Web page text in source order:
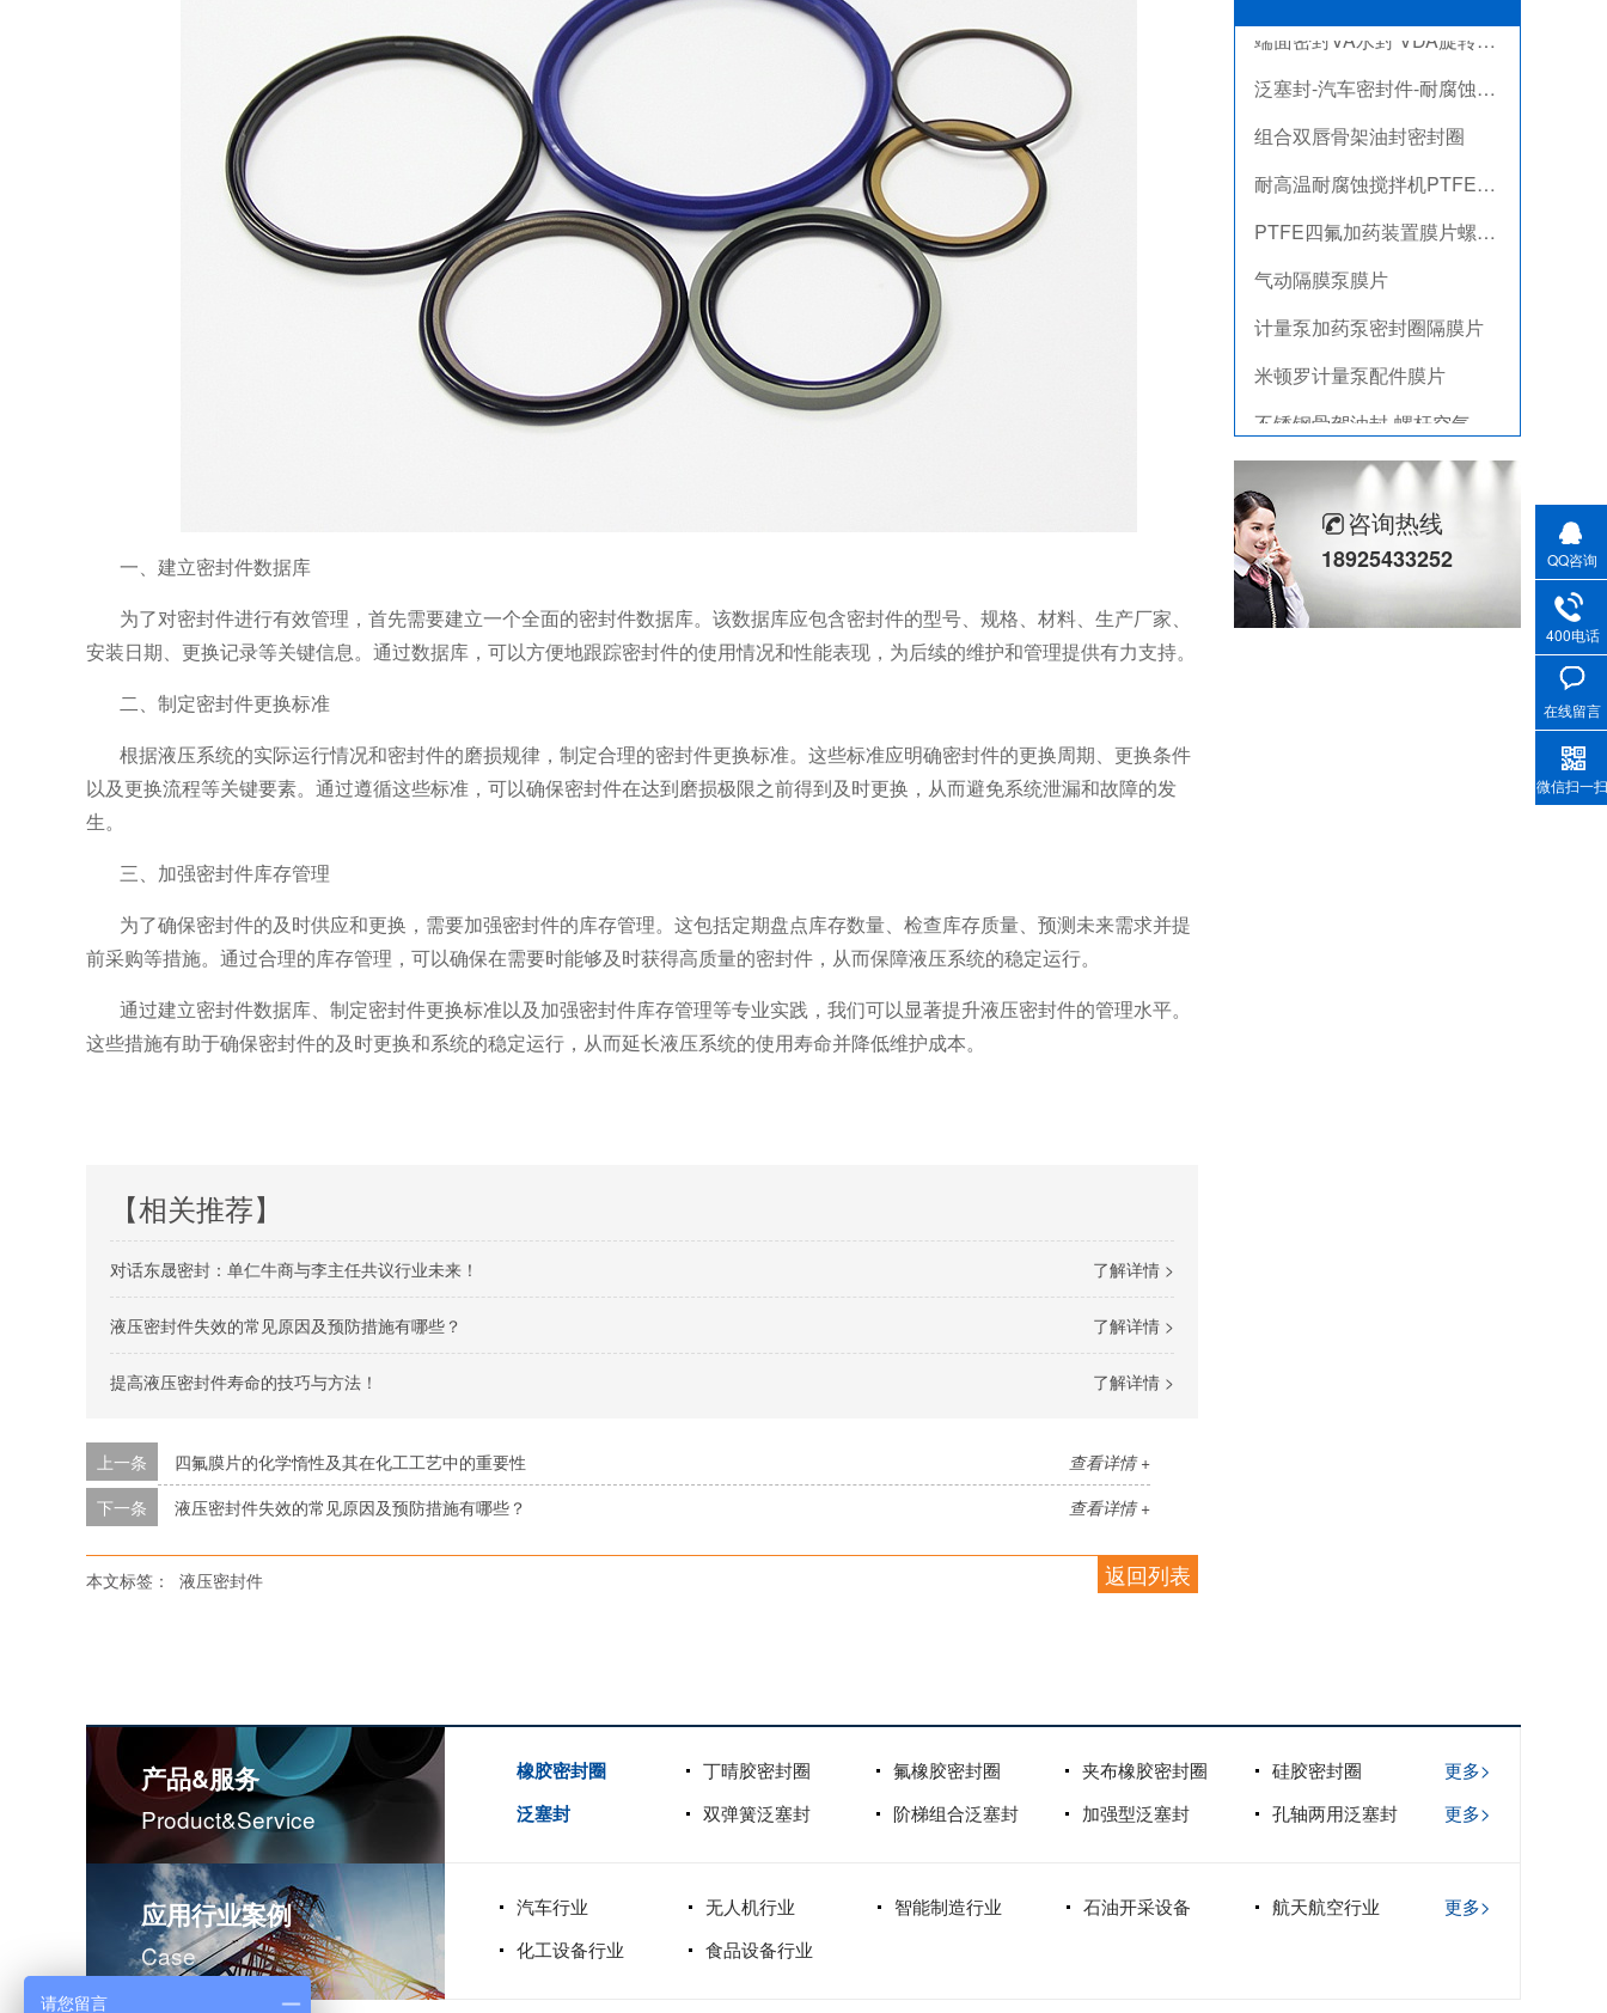
一、建立密封件数据库
为了对密封件进行有效管理，首先需要建立一个全面的密封件数据库。该数据库应包含密封件的型号、规格、材料、生产厂家、
安装日期、更换记录等关键信息。通过数据库，可以方便地跟踪密封件的使用情况和性能表现，为后续的维护和管理提供有力支持。
二、制定密封件更换标准
根据液压系统的实际运行情况和密封件的磨损规律，制定合理的密封件更换标准。这些标准应明确密封件的更换周期、更换条件
以及更换流程等关键要素。通过遵循这些标准，可以确保密封件在达到磨损极限之前得到及时更换，从而避免系统泄漏和故障的发
生。
三、加强密封件库存管理
为了确保密封件的及时供应和更换，需要加强密封件的库存管理。这包括定期盘点库存数量、检查库存质量、预测未来需求并提
前采购等措施。通过合理的库存管理，可以确保在需要时能够及时获得高质量的密封件，从而保障液压系统的稳定运行。
通过建立密封件数据库、制定密封件更换标准以及加强密封件库存管理等专业实践，我们可以显著提升液压密封件的管理水平。
这些措施有助于确保密封件的及时更换和系统的稳定运行，从而延长液压系统的使用寿命并降低维护成本。
【相关推荐】
了解详情 >
对话东晟密封：单仁牛商与李主任共议行业未来！
了解详情 >
液压密封件失效的常见原因及预防措施有哪些？
了解详情 >
提高液压密封件寿命的技巧与方法！
查看详情 +
上一条
四氟膜片的化学惰性及其在化工工艺中的重要性
查看详情 +
下一条 液压密封件失效的常见原因及预防措施有哪些？
返回列表
本文标签： 液压密封件
咨询热线
18925433252
产品&服务
Product&service
橡胶密封圈 丁晴胶密封圈 氟橡胶密封圈 夹布橡胶密封圈 硅胶密封圈 更多>
泛塞封 双弹簧泛塞封 阶梯组合泛塞封 加强型泛塞封 孔轴两用泛塞封 更多>
应用行业案例
Case
汽车行业 无人机行业 智能制造行业 石油开采设备
航天航空行业
化工设备行业
食品设备行业
更多>
QQ咨询
400电话
在线留言
微信扫一扫
请您留言